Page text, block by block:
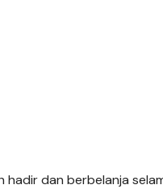
hadir dan berbelanja